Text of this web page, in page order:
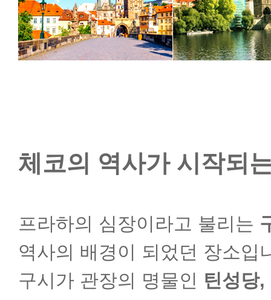
체코의 역사가 시작되
프라하의 심장이라고 불리는
역사의 배경이 되었던 장소입
구시가 관장의 명물인 틴성당